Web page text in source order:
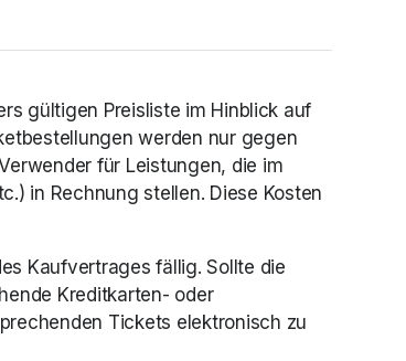
gültigen Preisliste im Hinblick auf
in a new tab) werden nur gegen
für Leistungen, die im
in Rechnung stellen. Diese Kosten
Kaufvertrages fällig. Sollte die
Kreditkarten- oder
Tickets elektronisch zu